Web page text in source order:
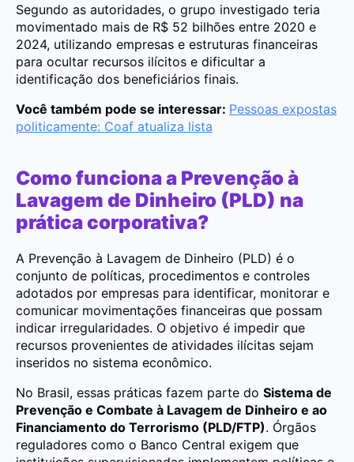
Segundo as autoridades, o grupo investigado teria
movimentado mais de R$ 52 bilhões entre 2020 e
2024, utilizando empresas e estruturas financeiras
para ocultar recursos ilícitos e dificultar a
identificação dos beneficiários finais.
Você também pode se interessar: Pessoas expostas
politicamente: Coaf atualiza lista
Como funciona a Prevenção à
Lavagem de Dinheiro (PLD) na
prática corporativa?
A Prevenção à Lavagem de Dinheiro (PLD) é o
conjunto de políticas, procedimentos e controles
adotados por empresas para identificar, monitorar e
comunicar movimentações financeiras que possam
indicar irregularidades. O objetivo é impedir que
recursos provenientes de atividades ilícitas sejam
inseridos no sistema econômico.
No Brasil, essas práticas fazem parte do Sistema de
Prevenção e Combate à Lavagem de Dinheiro e ao
Financiamento do Terrorismo (PLD/FTP). Órgãos
reguladores como o Banco Central exigem que